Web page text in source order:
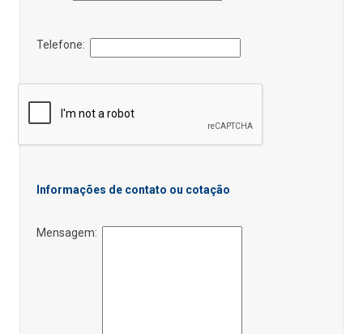
Telefone:
Informações de contato ou cotação
Mensagem: